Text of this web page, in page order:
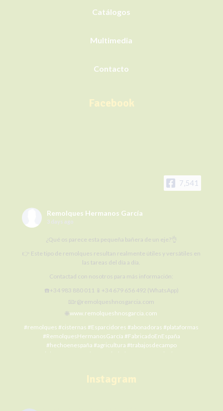
Catálogos
Multimedia
Contacto
Facebook
7,541
Remolques Hermanos García
3 days ago
¿Qué os parece esta pequeña bañera de un eje?👌
👉 Este tipo de remolques resultan realmente útiles y versátiles en
las tareas del día a día.
Contactad con nosotros para más información:
☎️+34 983 880 011 📱+34 679 656 492 (WhatsApp)
📧r@remolqueshnosgarcia.com
🌐www.remolqueshnosgarcia.com
#remolques #cisternas #Esparcidores #abonadoras #plataformas
#RemolquesHermanosGarcía #FabricadoEnEspaña
#hechoenespaña #agricultura #trabajosdecampo
#SiElCampoNoProduceLaCiudadNoCome
#agriculture
#agro #ElCampoNoPara
Instagram